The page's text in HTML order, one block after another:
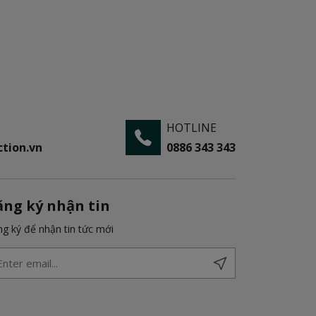
HOTLINE
0886 343 343
ký nhận tin
ký để nhận tin tức mới